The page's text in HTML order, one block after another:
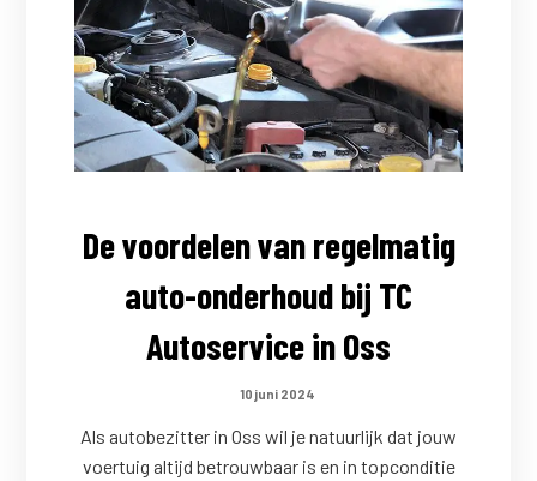
De voordelen van regelmatig
auto-onderhoud bij TC
Autoservice in Oss
10 juni 2024
Als autobezitter in Oss wil je natuurlijk dat jouw
voertuig altijd betrouwbaar is en in topconditie